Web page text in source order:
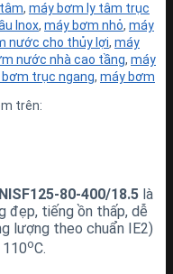
, máy bơm ly tâm trục
Inox, máy bơm nhỏ, máy
nước cho thủy lợi, máy
nước nhà cao tầng, máy
trục ngang, máy bơm
trên:
80-400/18.5 là
đẹp, tiếng ồn thấp, dễ
lượng theo chuẩn IE2)
oC.